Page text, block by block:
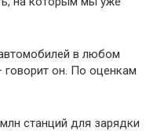
в любом
говорит он. По оценкам
станций для зарядки